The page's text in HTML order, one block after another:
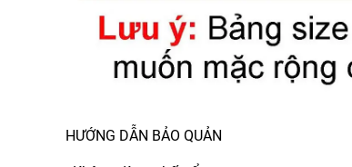
HƯỚNG DẪN BẢO QUẢN